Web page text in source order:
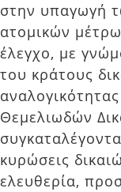
στην υπαγωγή
ατομικών
έλεγχο, με
του κράτους
Θεμελιωδών
κυρώσεις
ελευθερία,